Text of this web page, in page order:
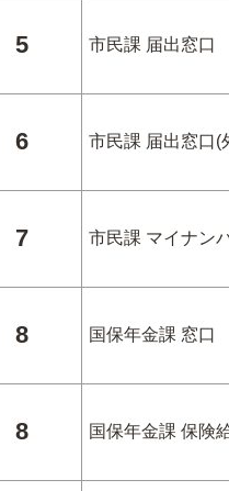
5 市民課 届出窓口
6 市民課 届出窓口(
7 市民課 マイナン
8 国保年金課 窓口
8 国保年金課 保険